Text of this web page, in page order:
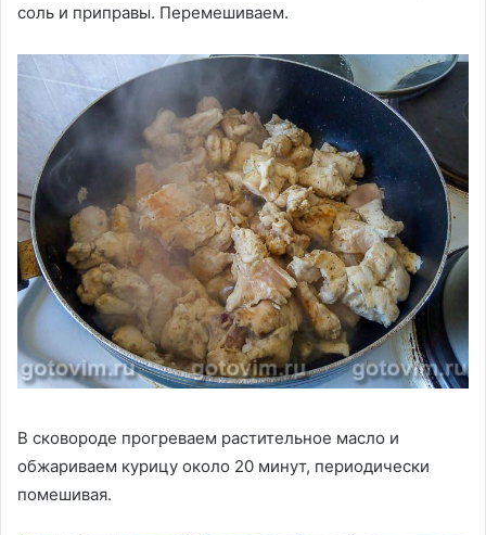
соль и приправы. Перемешиваем.
В сковороде прогреваем растительное масло и
обжариваем курицу около 20 минут, периодически
помешивая.